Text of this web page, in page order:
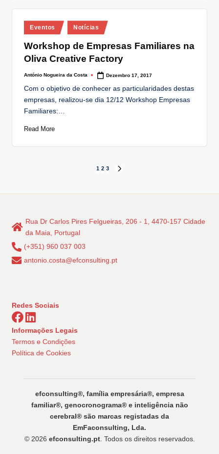
Posted
in
Eventos Notícias
Workshop de Empresas Familiares na
Oliva Creative Factory
Posted
António Nogueira da Costa Dezembro 17, 2017
Com o objetivo de conhecer as particularidades destas
empresas, realizou-se dia 12/12 Workshop Empresas
Familiares:…
Read More
dos
1 2 3
Rua Dr Carlos Pires Felgueiras, 206 - 1, 4470-157 Cidade
da Maia, Portugal
(+351) 960 037 003
antonio.costa@efconsulting.pt
Redes Sociais
Informações Legais
Termos e Condições
Política de Cookies
efconsulting®️, família empresária®️, empresa
familiar®️, genocronograma®️ e inteligência não
cerebral®️ são marcas registadas da
EmFaconsulting, Lda.
© 2026 efconsulting.pt. Todos os direitos reservados.